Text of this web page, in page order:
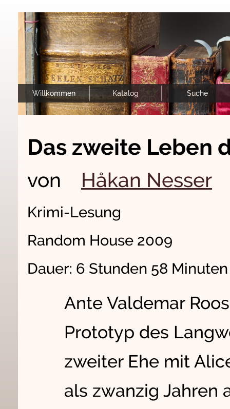
Willkommen Katalog Suche
Das zweite Leben
von Håkan Nesser
Krimi-Lesung
Random House 2009
Dauer: 6 Stunden 58
Ante Valdemar
Prototyp des
zweiter Ehe mit
als zwanzig Jahren